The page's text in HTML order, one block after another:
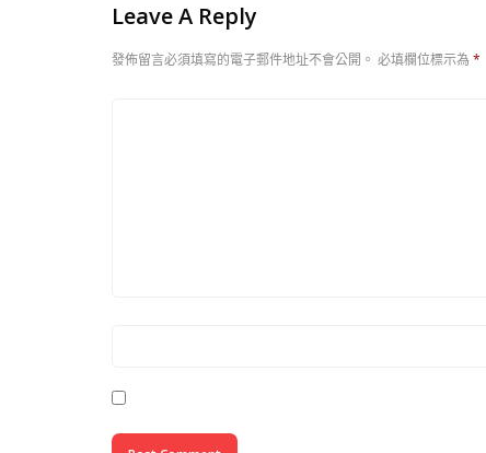
Leave A Reply
發佈留言必須填寫的電子郵件地址不會公開。 必填欄位標示為 *